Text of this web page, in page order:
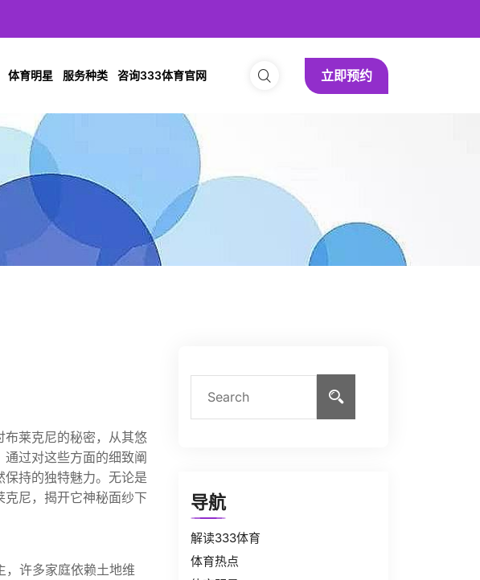
体育明星 服务种类 咨询333体育官网 立即预约
莱克尼的秘密，从其悠
过对这些方面的细致阐
持的独特魅力。无论是
尼，揭开它神秘面纱下
，许多家庭依赖土地维
导航
解读333体育
体育热点